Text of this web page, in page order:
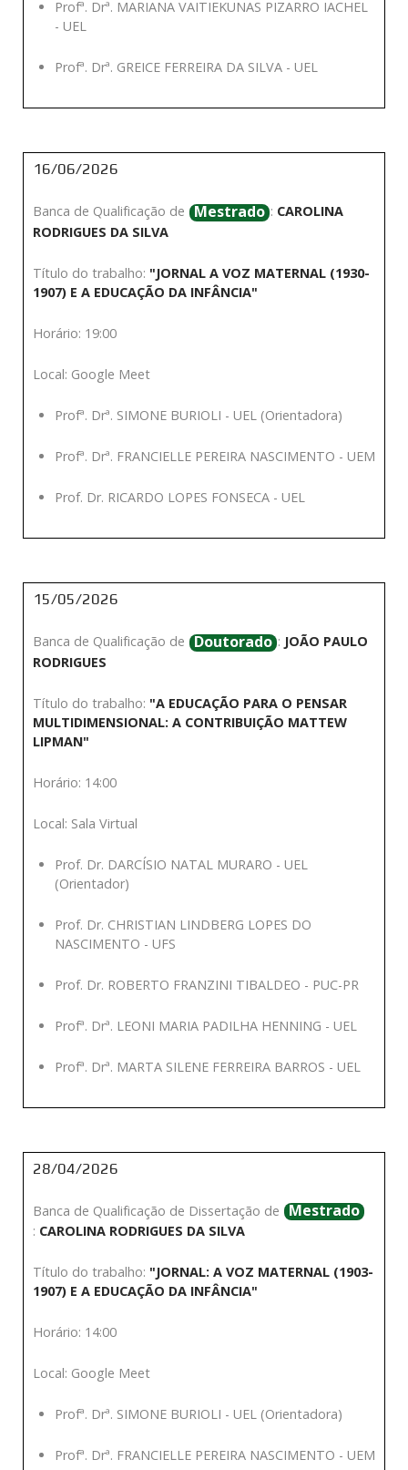
Profª. Drª. MARIANA VAITIEKUNAS PIZARRO IACHEL
- UEL
Profª. Drª. GREICE FERREIRA DA SILVA - UEL
16/06/2026
Banca de Qualificação de Mestrado : CAROLINA
RODRIGUES DA SILVA
Título do trabalho: "JORNAL A VOZ MATERNAL (1930-
1907) E A EDUCAÇÃO DA INFÂNCIA"
Horário: 19:00
Local: Google Meet
Profª. Drª. SIMONE BURIOLI - UEL (Orientadora)
Profª. Drª. FRANCIELLE PEREIRA NASCIMENTO - UEM
Prof. Dr. RICARDO LOPES FONSECA - UEL
15/05/2026
Banca de Qualificação de Doutorado : JOÃO PAULO
RODRIGUES
Título do trabalho: "A EDUCAÇÃO PARA O PENSAR
MULTIDIMENSIONAL: A CONTRIBUIÇÃO MATTEW
LIPMAN"
Horário: 14:00
Local: Sala Virtual
Prof. Dr. DARCÍSIO NATAL MURARO - UEL
(Orientador)
Prof. Dr. CHRISTIAN LINDBERG LOPES DO
NASCIMENTO - UFS
Prof. Dr. ROBERTO FRANZINI TIBALDEO - PUC-PR
Profª. Drª. LEONI MARIA PADILHA HENNING - UEL
Profª. Drª. MARTA SILENE FERREIRA BARROS - UEL
28/04/2026
Banca de Qualificação de Dissertação de Mestrado
: CAROLINA RODRIGUES DA SILVA
Título do trabalho: "JORNAL: A VOZ MATERNAL (1903-
1907) E A EDUCAÇÃO DA INFÂNCIA"
Horário: 14:00
Local: Google Meet
Profª. Drª. SIMONE BURIOLI - UEL (Orientadora)
Profª. Drª. FRANCIELLE PEREIRA NASCIMENTO - UEM